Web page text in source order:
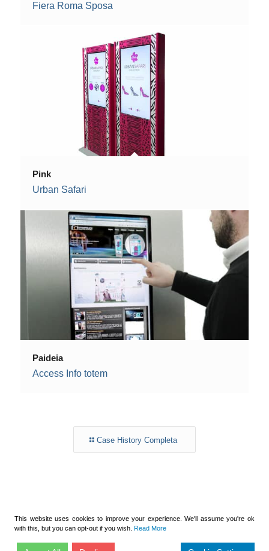
Fiera Roma Sposa
Pink
Urban Safari
Paideia
Access Info totem
Case History Completa
© Copyright - Intertouch 2024 P.Iva 11834151000 - Via Tiburtina 912 -
00156 Roma
This website uses cookies to improve your experience. We'll assume you're ok
with this, but you can opt-out if you wish. Read More